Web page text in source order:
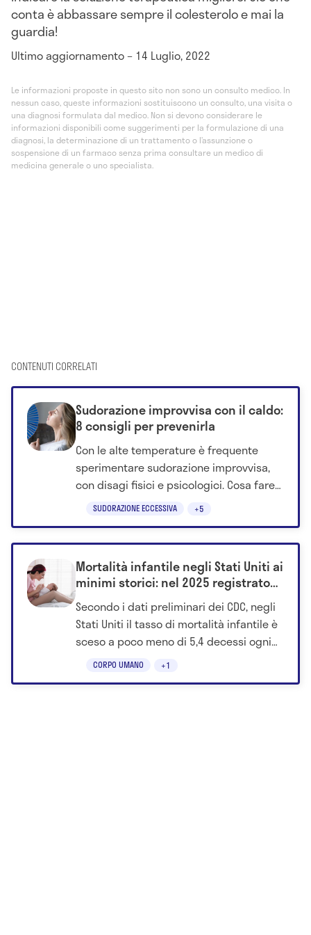
conta è abbassare sempre il colesterolo e mai la
guardia!
Ultimo aggiornamento – 14 Luglio, 2022
Le informazioni proposte in questo sito non sono un consulto medico. In
nessun caso, queste informazioni sostituiscono un consulto, una visita o
una diagnosi formulata dal medico. Non si devono considerare le
informazioni disponibili come suggerimenti per la formulazione di una
diagnosi, la determinazione di un trattamento o l’assunzione o
sospensione di un farmaco senza prima consultare un medico di
medicina generale o uno specialista.
CONTENUTI CORRELATI
SUDORAZIONE ECCESSIVA +5
Sudorazione improvvisa con il caldo:
8 consigli per prevenirla
Con le alte temperature è frequente
sperimentare sudorazione improvvisa,
con disagi fisici e psicologici. Cosa fare
per contrastarla? Scoprilo qui.
CORPO UMANO +1
Mortalità infantile negli Stati Uniti ai
minimi storici: nel 2025 registrato
un nuovo calo
Secondo i dati preliminari dei CDC, negli
Stati Uniti il tasso di mortalità infantile è
sceso a poco meno di 5,4 decessi ogni
1.000 nati vivi. Scopri perchè.